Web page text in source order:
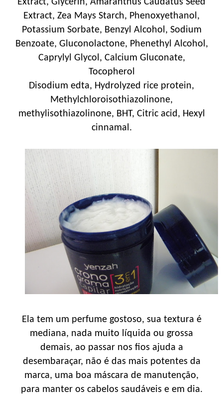
Extract, Zea Mays Starch, Phenoxyethanol,
Potassium Sorbate, Benzyl Alcohol, Sodium
Benzoate, Gluconolactone, Phenethyl Alcohol,
Caprylyl Glycol, Calcium Gluconate,
Tocopherol
Disodium edta, Hydrolyzed rice protein,
Methylchloroisothiazolinone,
methylisothiazolinone, BHT, Citric acid, Hexyl
cinnamal.
Ela tem um perfume gostoso, sua textura é
mediana, nada muito líquida ou grossa
demais, ao passar nos fios ajuda a
desembaraçar, não é das mais potentes da
marca, uma boa máscara de manutenção,
para manter os cabelos saudáveis e em dia.